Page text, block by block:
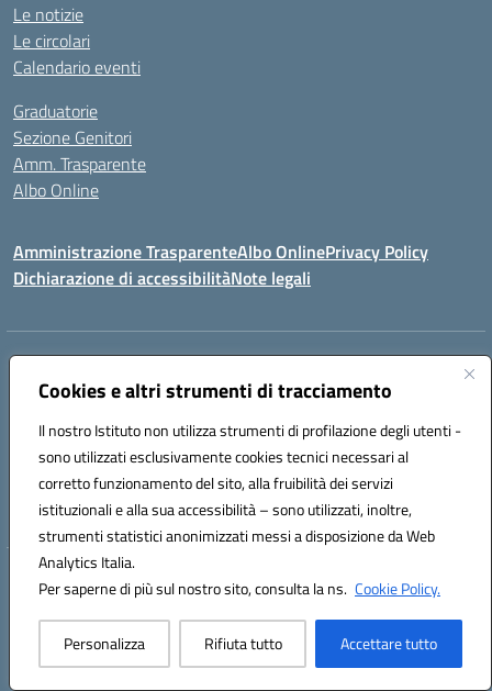
Cookies e altri strumenti di tracciamento
Il nostro Istituto non utilizza strumenti di profilazione degli utenti -
sono utilizzati esclusivamente cookies tecnici necessari al
corretto funzionamento del sito, alla fruibilità dei servizi
istituzionali e alla sua accessibilità – sono utilizzati, inoltre,
strumenti statistici anonimizzati messi a disposizione da Web
Analytics Italia.
Per saperne di più sul nostro sito, consulta la ns. Cookie Policy.
Personalizza Rifiuta tutto Accettare tutto
Le notizie
Le circolari
Calendario eventi
Graduatorie
Sezione Genitori
Amm. Trasparente
Albo Online
Amministrazione TrasparenteAlbo OnlinePrivacy Policy
Dichiarazione di accessibilitàNote legali
Indirizzo:
Centralino:0823/718125 Email:bnic839008@istruzione.it
Codice fiscale: 92029030621
Codice meccanografico:
BNIC839008
Codice unico di fatturazione (CUF): UFSWAV
Hosting & Powered by 3D Solution S.r.l.
Concept & Design by Designers Italia